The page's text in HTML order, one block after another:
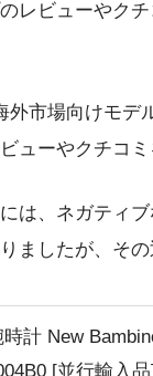
レビューやク
外市場向けモ
ューやクチコ
は、ネガティ
ましたが、そ
計 New
[並行輸入